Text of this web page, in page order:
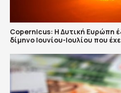
Copernicus: H Δυτική Ευρώπη
δίμηνο Ιουνίου-Ιουλίου που